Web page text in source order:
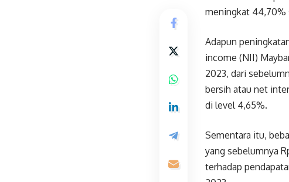
meningkat 44,70%
Adapun
income (NII)
2023, dari
bersih atau net
di level 4,65%.
Sementara itu,
yang sebelumnya
terhadap